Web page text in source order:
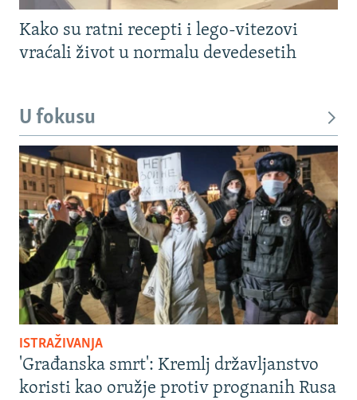
Kako su ratni recepti i lego-vitezovi
vraćali život u normalu devedesetih
U fokusu
ISTRAŽIVANJA
'Građanska smrt': Kremlj državljanstvo
koristi kao oružje protiv prognanih Rusa